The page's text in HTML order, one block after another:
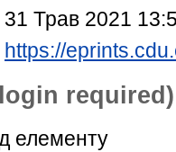
31 Трав 2021
https://
required)
елементу